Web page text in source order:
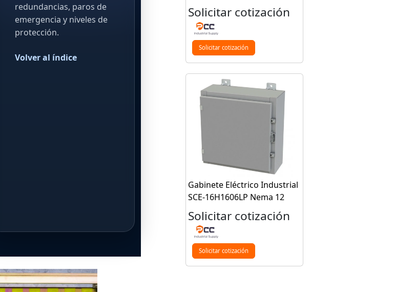
redundancias, paros de
emergencia y niveles de
protección.
Volver al índice
Solicitar cotización
Solicitar cotización
Gabinete Eléctrico Industrial
SCE-16H1606LP Nema 12
Solicitar cotización
Solicitar cotización